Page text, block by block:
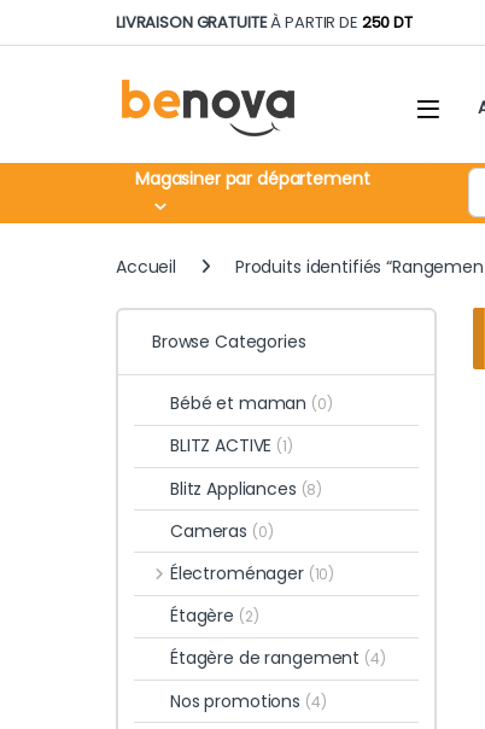
Skip to navigation
Skip to contentLIVRAISON GRATUITEÀ PARTIR DE 250 DT
Magasiner par département
Accueil Produits identifiés
Browse Categories
Bébé et maman (0)
BLITZ ACTIVE (1)
Blitz Appliances (8)
Cameras (0)
Électroménager (10)
Étagère (2)
Étagère de rangement (4)
Nos promotions (4)